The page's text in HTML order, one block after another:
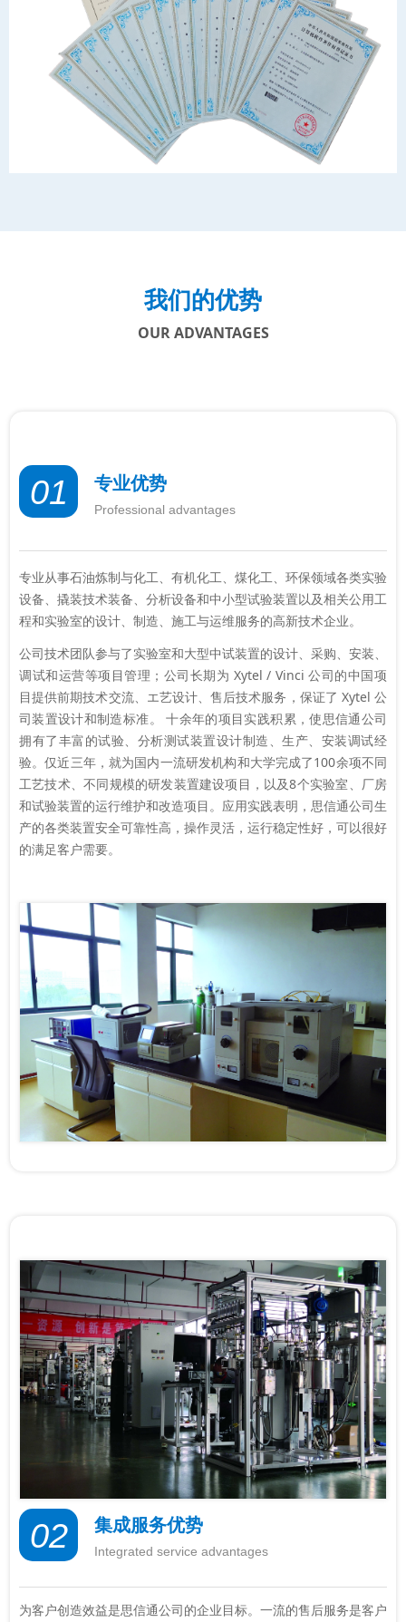
我们的优势
OUR ADVANTAGES
专业优势
Professional advantages
01
专业从事石油炼制与化工、有机化工、煤化工、环保领域各类实验
设备、撬装技术装备、分析设备和中小型试验装置以及相关公用工
程和实验室的设计、制造、施工与运维服务的高新技术企业。
公司技术团队参与了实验室和大型中试装置的设计、采购、安装、
调试和运营等项目管理；公司长期为 Xytel / Vinci 公司的中国项
目提供前期技术交流、エ艺设计、售后技术服务，保证了 Xytel 公
司装置设计和制造标准。 十余年的项目实践积累，使思信通公司
拥有了丰富的试验、分析测试装置设计制造、生产、安装调试经
验。仅近三年，就为国内一流研发机构和大学完成了100余项不同
工艺技术、不同规模的研发装置建设项目，以及8个实验室、厂房
和试验装置的运行维护和改造项目。应用实践表明，思信通公司生
产的各类装置安全可靠性高，操作灵活，运行稳定性好，可以很好
的满足客户需要。
集成服务优势
Integrated service advantages
02
为客户创造效益是思信通公司的企业目标。一流的售后服务是客户